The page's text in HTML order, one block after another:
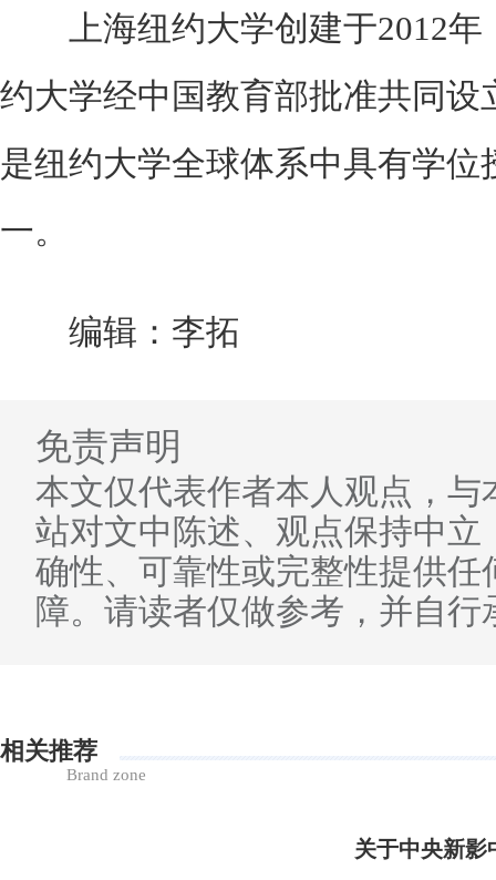
上海纽约大学创建于2012年
约大学经中国教育部批准共同设
是纽约大学全球体系中具有学位
一。
编辑：李拓
免责声明
本文仅代表作者本人观点，与
站对文中陈述、观点保持中立
确性、可靠性或完整性提供任
障。请读者仅做参考，并自行
相关推荐
Brand zone
关于中央新影